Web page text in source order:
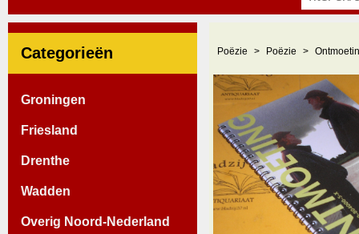
Categorieën
Groningen
Friesland
Drenthe
Wadden
Overig Noord-Nederland
Poëzie Poëzie